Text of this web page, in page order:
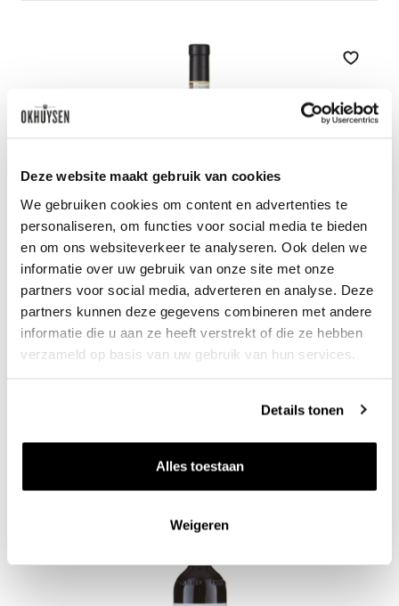
Deze website maakt gebruik van cookies
We gebruiken cookies om content en advertenties te
personaliseren, om functies voor social media te bieden
en om ons websiteverkeer te analyseren. Ook delen we
informatie over uw gebruik van onze site met onze
partners voor social media, adverteren en analyse. Deze
partners kunnen deze gegevens combineren met andere
informatie die u aan ze heeft verstrekt of die ze hebben
verzameld op basis van uw gebruik van hun services.
Details tonen
Alles toestaan
Weigeren
Zet
2021 Barbaresco
Ceretto 0.75l